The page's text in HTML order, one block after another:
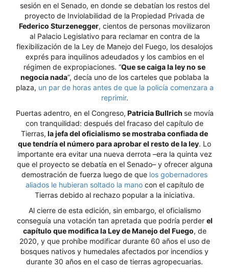
sesión en el Senado, en donde se debatían los restos del
proyecto de Inviolabilidad de la Propiedad Privada de
Federico Sturzenegger, cientos de personas movilizaron
al Palacio Legislativo para reclamar en contra de la
flexibilización de la Ley de Manejo del Fuego, los desalojos
exprés para inquilinos adeudados y los cambios en el
régimen de expropiaciones. “Que se caiga la ley no se
negocia nada”, decía uno de los carteles que poblaba la
plaza, un par de horas antes de que la policía comenzara a
reprimir.
Puertas adentro, en el Congreso, Patricia Bullrich se movía
con tranquilidad: después del fracaso del capítulo de
Tierras, la jefa del oficialismo se mostraba confiada de
que tendría el número para aprobar el resto de la ley. Lo
importante era evitar una nueva derrota –era la quinta vez
que el proyecto se debatía en el Senado– y ofrecer alguna
demostración de fuerza luego de que los gobernadores
aliados le hubieran soltado la manocon el capítulo de
Tierras debido al rechazo popular a la iniciativa.
Al cierre de esta edición, sin embargo, el oficialismo
conseguía una votación tan apretada que podría perder el
capítulo que modifica la Ley de Manejo del Fuego, de
2020, y que prohíbe modificar durante 60 años el uso de
bosques nativos y humedales afectados por incendios y
durante 30 años en el caso de tierras agropecuarias.